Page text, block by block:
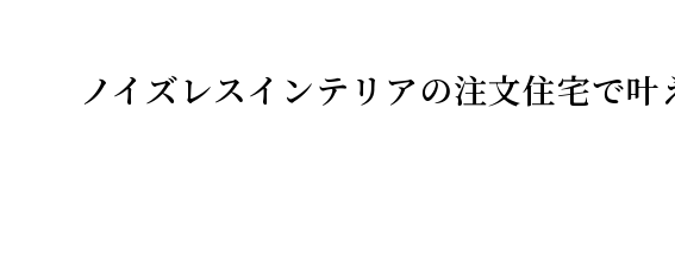
ノイズレスインテリアの注文住宅で